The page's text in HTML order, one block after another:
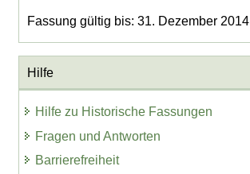
Fassung gültig bis: 31. Dezember 2014
Hilfe
Hilfe zu Historische Fassungen
Fragen und Antworten
Barrierefreiheit